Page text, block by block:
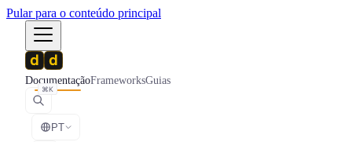
Pular para o conteúdo principal
DocumentaçãoFrameworksGuias
⌘K
PT